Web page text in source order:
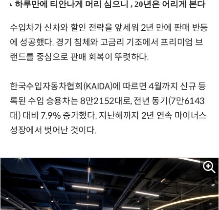
수입차가 신차와 할인 전략을 앞세워 2년 만에 판매 반등
에 성공했다. 경기 침체와 고금리 기조에서 프리미엄 브
랜드를 중심으로 판매 회복이 뚜렷하다.
한국수입자동차협회(KAIDA)에 따르면 4월까지 신규 등
록된 수입 승용차는 8만2152대로, 전년 동기(7만6143
대) 대비 7.9% 증가했다. 지난해까지 2년 연속 마이너스
성장에서 벗어난 것이다.